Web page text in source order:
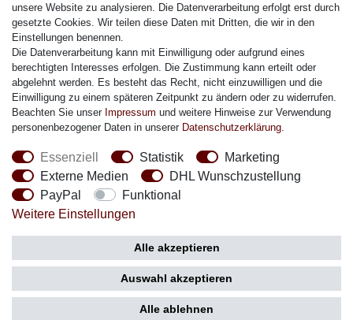
J. Lemans Armband
Uhrenarmbänder - Alle
Sicherheit
Social Media
Zahlung
unsere Website zu analysieren. Die Datenverarbeitung erfolgt erst durch
gesetzte Cookies. Wir teilen diese Daten mit Dritten, die wir in den
Einstellungen benennen.
Die Datenverarbeitung kann mit Einwilligung oder aufgrund eines
berechtigten Interesses erfolgen. Die Zustimmung kann erteilt oder
abgelehnt werden. Es besteht das Recht, nicht einzuwilligen und die
Einwilligung zu einem späteren Zeitpunkt zu ändern oder zu widerrufen.
Beachten Sie unser Impressum und weitere Hinweise zur Verwendung
personenbezogener Daten in unserer Daten­schutz­erklärung
Essenziell Statistik
Marketing
Externe Medien
DHL Wunschzustellung
PayPal
Funktional
Weitere Einstellungen
Alle akzeptieren
Auswahl akzeptieren
Alle ablehnen